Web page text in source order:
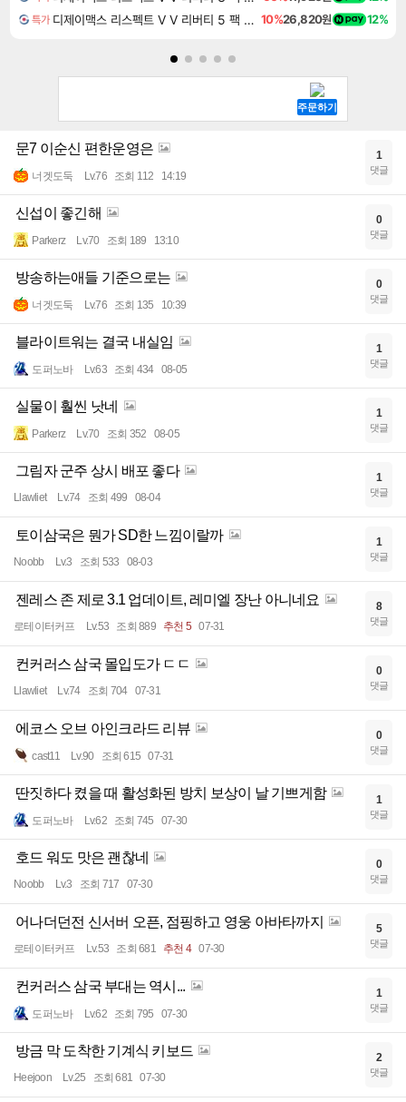
특가 디제이맥스 리스펙트 V V 리버티 5 팩 DJMAX RESPECT V V Liberty 5 Pack DLC 10%26,820원 12%
문7 이순신 편한운영은
너겟도둑 Lv.76 조회 112 14:19
1
댓글
신섭이 좋긴해
Parkerz Lv.70 조회 189 13:10
0
댓글
방송하는애들 기준으로는
너겟도둑 Lv.76 조회 135 10:39
0
댓글
블라이트워는 결국 내실임
도퍼노바 Lv.63 조회 434 08-05
1
댓글
실물이 훨씬 낫네
Parkerz Lv.70 조회 352 08-05
1
댓글
그림자 군주 상시 배포 좋다
Llawliet Lv.74 조회 499 08-04
1
댓글
토이삼국은 뭔가 SD한 느낌이랄까
Noobb Lv.3 조회 533 08-03
1
댓글
젠레스 존 제로 3.1 업데이트, 레미엘 장난 아니네요
로테이터커프 Lv.53 조회 889 추천 5 07-31
8
댓글
컨커러스 삼국 몰입도가 ㄷㄷ
Llawliet Lv.74 조회 704 07-31
0
댓글
에코스 오브 아인크라드 리뷰
cast11 Lv.90 조회 615 07-31
0
댓글
딴짓하다 켰을 때 활성화된 방치 보상이 날 기쁘게함
도퍼노바 Lv.62 조회 745 07-30
1
댓글
호드 워도 맛은 괜찮네
Noobb Lv.3 조회 717 07-30
0
댓글
어나더던전 신서버 오픈, 점핑하고 영웅 아바타까지
로테이터커프 Lv.53 조회 681 추천 4 07-30
5
댓글
컨커러스 삼국 부대는 역시...
도퍼노바 Lv.62 조회 795 07-30
1
댓글
방금 막 도착한 기계식 키보드
Heejoon Lv.25 조회 681 07-30
2
댓글